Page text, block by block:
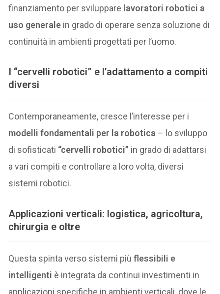
finanziamento per sviluppare lavoratori robotici a
uso generale in grado di operare senza soluzione di
continuità in ambienti progettati per l’uomo.
I “cervelli robotici” e l’adattamento a compiti
diversi
Contemporaneamente, cresce l’interesse per i
modelli fondamentali per la robotica – lo sviluppo
di sofisticati “cervelli robotici” in grado di adattarsi
a vari compiti e controllare a loro volta, diversi
sistemi robotici.
Applicazioni verticali: logistica, agricoltura,
chirurgia e oltre
Questa spinta verso sistemi piùflessibili e
intelligenti è integrata da continui investimenti in
applicazioni specifiche in ambienti verticali, dove le